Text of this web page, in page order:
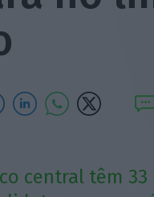
central têm 33